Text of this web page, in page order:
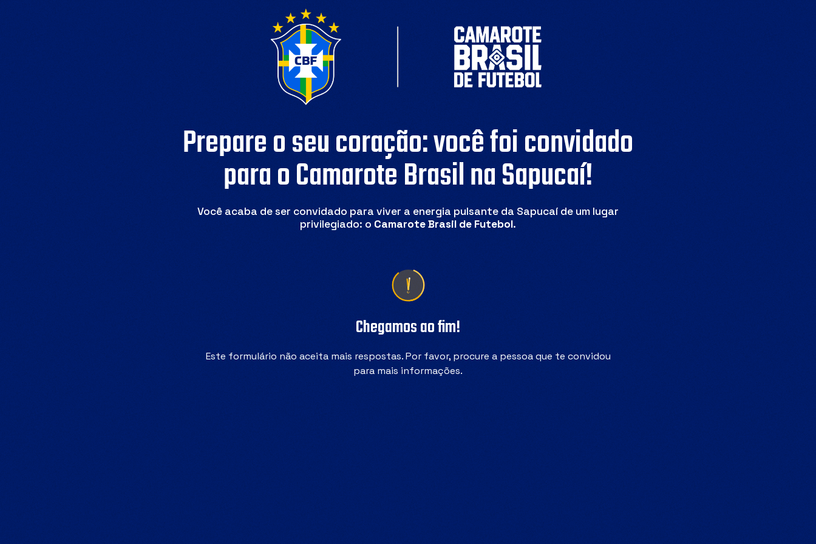
Prepare o seu coração: você foi convidado
para o Camarote Brasil na Sapucaí!
Você acaba de ser convidado para viver a energia pulsante da Sapucaí de um lugar
privilegiado: o Camarote Brasil de Futebol.
Chegamos ao fim!
Este formulário não aceita mais respostas. Por favor, procure a pessoa que te convidou
para mais informações.